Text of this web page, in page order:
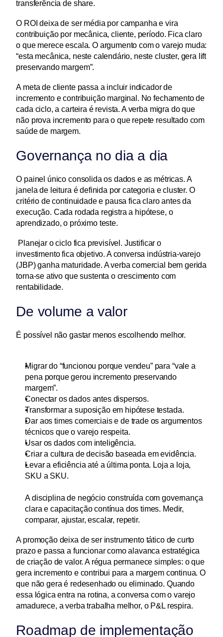
transferência de share.
O ROI deixa de ser média por campanha e vira
contribuição por mecânica, cliente, período. Fica claro
o que merece escala. O argumento com o varejo muda:
“esta mecânica, neste calendário, neste cluster, gera lift
preservando margem”.
A meta de cliente passa a incluir indicador de
incremento e contribuição marginal. No fechamento de
cada ciclo, a carteira é revista. A verba migra do que
não prova incremento para o que repete resultado com
saúde de margem.
Governança no dia a dia
O painel único consolida os dados e as métricas. A
janela de leitura é definida por categoria e cluster. O
critério de continuidade e pausa fica claro antes da
execução. Cada rodada registra a hipótese, o
aprendizado, o próximo teste.
investimento fica objetivo. A conversa indústria-varejo
(JBP) ganha maturidade. A verba comercial bem gerida
torna-se ativo que sustenta o crescimento com
rentabilidade.
De volume a valor
É possível não gastar menos escolhendo melhor.
Migrar do “funcionou porque vendeu” para “vale a
pena porque gerou incremento preservando
margem”.
Conectar os dados antes dispersos.
Transformar a suposição em hipótese testada.
Dar aos times comerciais e de trade os argumentos
técnicos que o varejo respeita.
Usar os dados com inteligência.
Criar a cultura de decisão baseada em evidência.
Levar a eficiência até a última ponta. Loja a loja,
SKU a SKU.
A disciplina de negócio construída com governança
clara e capacitação contínua dos times. Medir,
comparar, ajustar, escalar, repetir.
A promoção deixa de ser instrumento tático de curto
prazo e passa a funcionar como alavanca estratégica
de criação de valor. A régua permanece simples: o que
gera incremento e contribui para a margem continua. O
que não gera é redesenhado ou eliminado. Quando
essa lógica entra na rotina, a conversa com o varejo
amadurece, a verba trabalha melhor, o P&L respira.
Roadmap de implementação